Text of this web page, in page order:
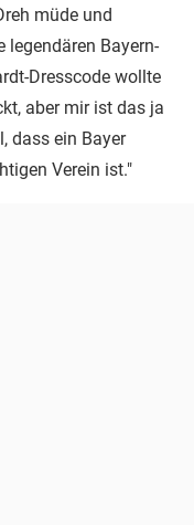
müde und
legendären Bayern-
Dresscode wollte
aber mir ist das ja
dass ein Bayer
Verein ist."